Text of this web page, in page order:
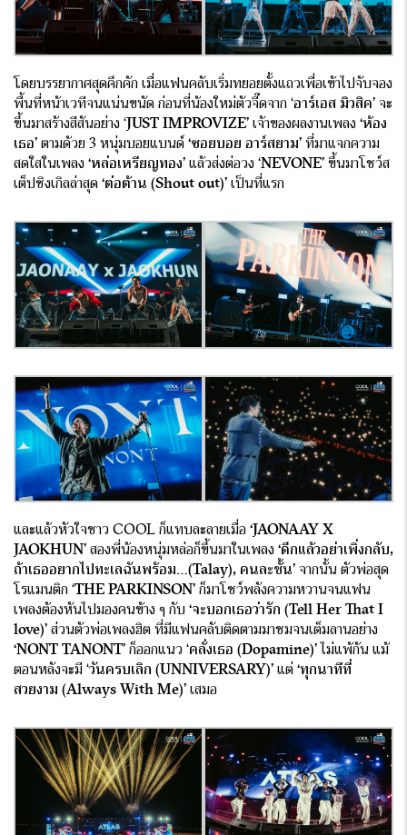
โดยบรรยากาศสุดคึกคัก เมื่อแฟนคลับเริ่มทยอยตั้งแถวเพื่อเข้าไปจับจอง
พื้นที่หน้าเวทีจนแน่นขนัด ก่อนที่น้องใหม่ตัวจี๊ดจาก ‘อาร์เอส มิวสิค’ จะ
ขึ้นมาสร้างสีสันอย่าง ‘JUST IMPROVIZE’ เจ้าของผลงานเพลง ‘ห้อง
เธอ’ ตามด้วย 3 หนุ่มบอยแบนด์ ‘ซอยบอย อาร์สยาม’ ที่มาแจกความ
สดใสในเพลง ‘หล่อเหรียญทอง’ แล้วส่งต่อวง ‘NEVONE’ ขึ้นมาโชว์ส
เต็ปซิงเกิลล่าสุด ‘ต่อต้าน (Shout out)’ เป็นที่แรก
และแล้วหัวใจชาว COOL ก็แทบละลายเมื่อ ‘JAONAAY X
JAOKHUN’ สองพี่น้องหนุ่มหล่อก็ขึ้นมาในเพลง ‘ดึกแล้วอย่าเพิ่งกลับ,
ถ้าเธออยากไปทะเลฉันพร้อม…(Talay), คนละชั้น’ จากนั้น ตัวพ่อสุด
โรแมนติก ‘THE PARKINSON’ ก็มาโชว์พลังความหวานจนแฟน
เพลงต้องหันไปมองคนข้าง ๆ กับ ‘จะบอกเธอว่ารัก (Tell Her That I
love)’ ส่วนตัวพ่อเพลงฮิต ที่มีแฟนคลับติดตามมาชมจนเต็มลานอย่าง
‘NONT TANONT’ ก็ออกแนว ‘คลั่งเธอ (Dopamine)’ ไม่แพ้กัน แม้
ตอนหลังจะมี ‘วันครบเลิก (UNNIVERSARY)’ แต่ ‘ทุกนาทีที่
สวยงาม (Always With Me)’ เสมอ